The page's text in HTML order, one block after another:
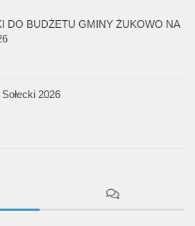
DO BUDŻETU GMINY ŻUKOWO NA
2026